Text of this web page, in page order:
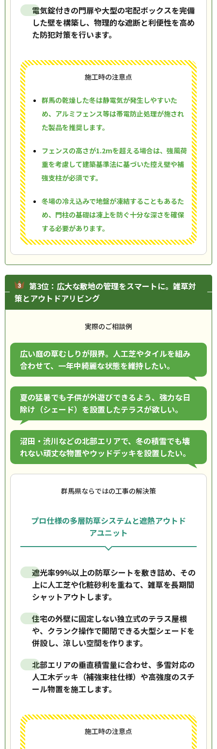
電気錠付きの門扉や大型の宅配ボックスを完備
した壁を構築し、物理的な遮断と利便性を高め
た防犯対策を行います。
施工時の注意点
群馬の乾燥した冬は静電気が発生しやすいた
め、アルミフェンス等は帯電防止処理が施され
た製品を推奨します。
フェンスの高さが1.2mを超える場合は、強風荷
重を考慮して建築基準法に基づいた控え壁や補
強支柱が必須です。
冬場の冷え込みで地盤が凍結することもあるた
め、門柱の基礎は凍上を防ぐ十分な深さを確保
する必要があります。
第3位：広大な敷地の管理をスマートに。雑草対
策とアウトドアリビング
実際のご相談例
広い庭の草むしりが限界。人工芝やタイルを組み
合わせて、一年中綺麗な状態を維持したい。
夏の猛暑でも子供が外遊びできるよう、強力な日
除け（シェード）を設置したテラスが欲しい。
沼田・渋川などの北部エリアで、冬の積雪でも壊
れない頑丈な物置やウッドデッキを設置したい。
群馬県ならではの工事の解決策
プロ仕様の多層防草システムと遮熱アウトド
アユニット
遮光率99%以上の防草シートを敷き詰め、その
上に人工芝や化粧砂利を重ねて、雑草を長期間
シャットアウトします。
住宅の外壁に固定しない独立式のテラス屋根
や、クランク操作で開閉できる大型シェードを
併設し、涼しい空間を作ります。
北部エリアの垂直積雪量に合わせ、多雪対応の
人工木デッキ（補強束柱仕様）や高強度のスチ
ール物置を施工します。
施工時の注意点